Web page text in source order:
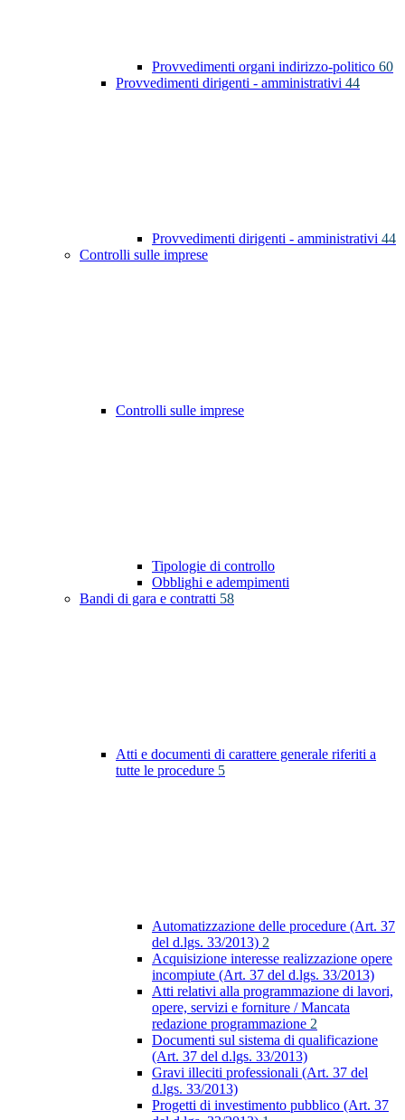
Provvedimenti organi indirizzo-politico 60
Provvedimenti dirigenti - amministrativi 44
Provvedimenti dirigenti - amministrativi 44
Controlli sulle imprese
Controlli sulle imprese
Tipologie di controllo
Obblighi e adempimenti
Bandi di gara e contratti 58
Atti e documenti di carattere generale riferiti a
tutte le procedure 5
Automatizzazione delle procedure (Art. 37
del d.lgs. 33/2013) 2
Acquisizione interesse realizzazione opere
incompiute (Art. 37 del d.lgs. 33/2013)
Atti relativi alla programmazione di lavori,
opere, servizi e forniture / Mancata
redazione programmazione 2
Documenti sul sistema di qualificazione
(Art. 37 del d.lgs. 33/2013)
Gravi illeciti professionali (Art. 37 del
d.lgs. 33/2013)
Progetti di investimento pubblico (Art. 37